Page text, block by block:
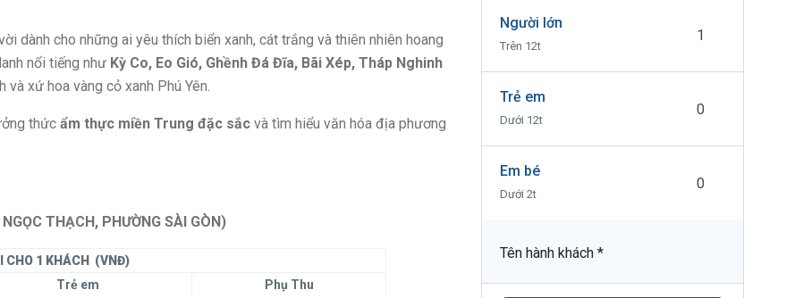
dành cho những ai yêu thích biển xanh, cát trắng và thiên nhiên hoang
nổi tiếng như Kỳ Co, Eo Gió, Ghềnh Đá Đĩa, Bãi Xép, Tháp Nghinh
xứ hoa vàng cỏ xanh Phú Yên.
thức ẩm thực miền Trung đặc sắc và tìm hiểu văn hóa địa phương
THẠCH, PHƯỜNG SÀI GÒN)
CHO 1 KHÁCH
(VNĐ)
Trẻ em Phụ Thu
Người lớn
Trên 12t
Trẻ em
Dưới 12t
Em bé
Dưới 2t
Tên hành khách *